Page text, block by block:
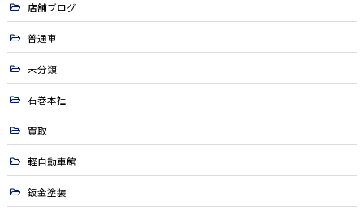
店舗ブログ
普通車
未分類
石巻本社
買取
軽自動車館
鈑金塗装